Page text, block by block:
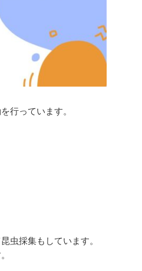
行っています。
虫採集もしています。